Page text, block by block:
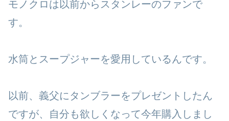
モノクロは以前からスタンレーのファンで
す。
水筒とスープジャーを愛用しているんです。
以前、義父にタンブラーをプレゼントしたん
ですが、自分も欲しくなって今年購入しまし